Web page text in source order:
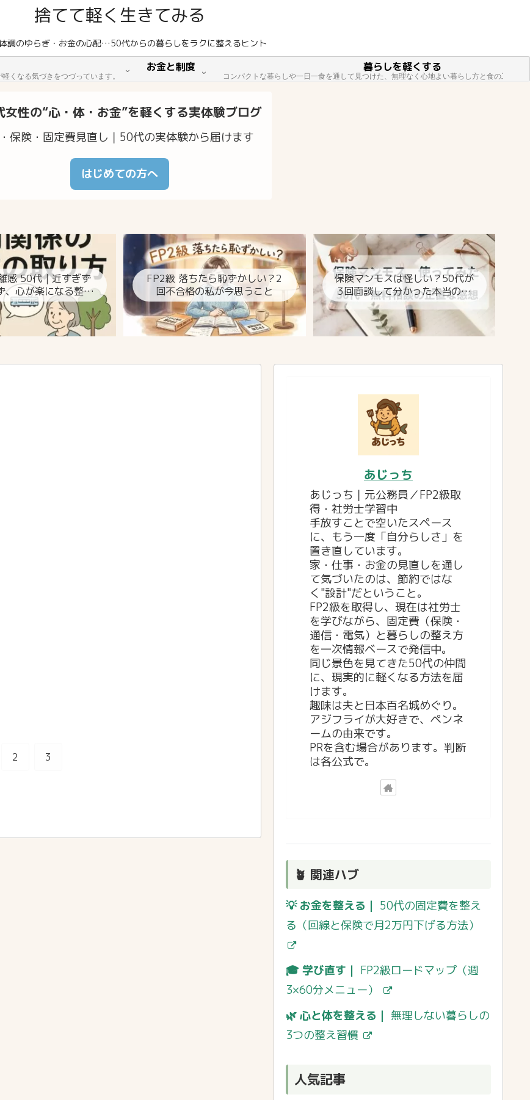
捨てて軽く生きてみる
調のゆらぎ・お金の心配…50代からの暮らしをラクに整えるヒント
くなる気づきをつづっています。
お金と制度 暮らしを軽くする
コンパクトな暮らしや一日一食を通して見つけた、無理なく心地よい暮らし方と食の工夫を
女性の“心・体・お金”を軽くする実体験ブログ
保険・固定費見直し｜50代の実体験から届けます
はじめての方へ
感 50代｜近すぎず
、心が楽になる整え
方
FP2級 落ちたら恥ずかしい？2
回不合格の私が今思うこと
保険マンモスは怪しい？50代が
3回面談して分かった本当のと
ころ
2 3
あじっち
あじっち｜元公務員／FP2級取
得・社労士学習中
手放すことで空いたスペース
に、もう一度「自分らしさ」を
置き直しています。
家・仕事・お金の見直しを通し
て気づいたのは、節約ではな
く"設計"だということ。
FP2級を取得し、現在は社労士
を学びながら、固定費（保険・
通信・電気）と暮らしの整え方
を一次情報ベースで発信中。
同じ景色を見てきた50代の仲間
に、現実的に軽くなる方法を届
けます。
趣味は夫と日本百名城めぐり。
アジフライが大好きで、ペンネ
ームの由来です。
PRを含む場合があります。判断
は各公式で。
🪴 関連ハブ
💡 お金を整える｜ 50代の固定費を整え
る（回線と保険で月2万円下げる方法）
🎓 学び直す｜ FP2級ロードマップ（週
3×60分メニュー）
🌿 心と体を整える｜ 無理しない暮らしの
3つの整え習慣
人気記事